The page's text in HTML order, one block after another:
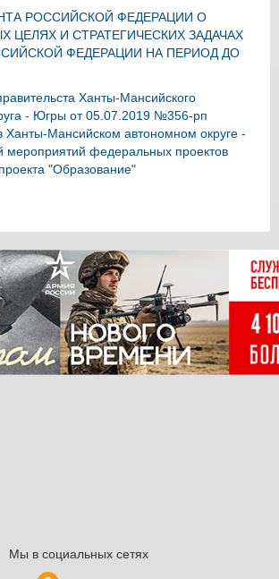
РОССИЙСКОЙ ФЕДЕРАЦИИ О
ЦЕЛЯХ И СТРАТЕГИЧЕСКИХ ЗАДАЧАХ
ФЕДЕРАЦИИ НА ПЕРИОД ДО
Ханты-Мансийского
- Югры от 05.07.2019 №356-рп
Ханты-Мансийском автономном округе -
мероприятий федеральных проектов
"Образование"
Мы в социальных сетях